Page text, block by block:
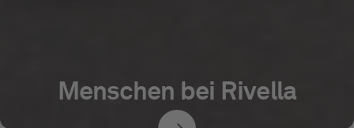
Menschen bei Rivella